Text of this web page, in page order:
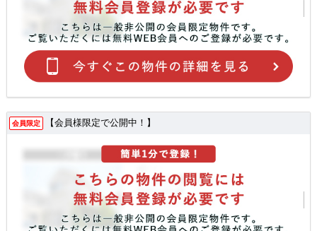
会員限定 【会員様限定で公開中！】